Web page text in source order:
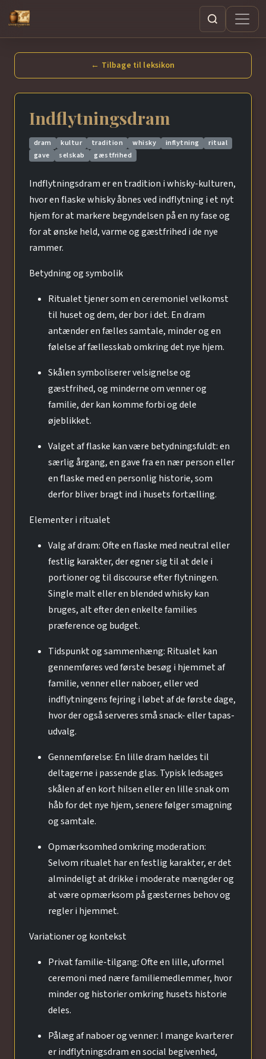
Søg
← Tilbage til leksikon
Indflytningsdram
dram kultur tradition whisky inflytning
ritual
gave
selskab gæstfrihed
Indflytningsdram er en tradition i whisky-kulturen,
hvor en flaske whisky åbnes ved indflytning i et nyt
hjem for at markere begyndelsen på en ny fase og
for at ønske held, varme og gæstfrihed i de nye
rammer.
Betydning og symbolik
Ritualet tjener som en ceremoniel velkomst
til huset og dem, der bor i det. En dram
antænder en fælles samtale, minder og en
følelse af fællesskab omkring det nye hjem.
Skålen symboliserer velsignelse og
gæstfrihed, og minderne om venner og
familie, der kan komme forbi og dele
øjeblikket.
Valget af flaske kan være betydningsfuldt: en
særlig årgang, en gave fra en nær person eller
en flaske med en personlig historie, som
derfor bliver bragt ind i husets fortælling.
Elementer i ritualet
Valg af dram: Ofte en flaske med neutral eller
festlig karakter, der egner sig til at dele i
portioner og til discourse efter flytningen.
Single malt eller en blended whisky kan
bruges, alt efter den enkelte families
præference og budget.
Tidspunkt og sammenhæng: Ritualet kan
gennemføres ved første besøg i hjemmet af
familie, venner eller naboer, eller ved
indflytningens fejring i løbet af de første dage,
hvor der også serveres små snack- eller tapas-
udvalg.
Gennemførelse: En lille dram hældes til
deltagerne i passende glas. Typisk ledsages
skålen af en kort hilsen eller en lille snak om
håb for det nye hjem, senere følger smagning
og samtale.
Opmærksomhed omkring moderation:
Selvom ritualet har en festlig karakter, er det
almindeligt at drikke i moderate mængder og
at være opmærksom på gæsternes behov og
regler i hjemmet.
Variationer og kontekst
Privat familie-tilgang: Ofte en lille, uformel
ceremoni med nære familiemedlemmer, hvor
minder og historier omkring husets historie
deles.
Pålæg af naboer og venner: I mange kvarterer
er indflytningsdram en social begivenhed,